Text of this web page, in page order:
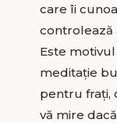
care îi
controlează
Este
meditaţie
pentru fraţi,
vă mire